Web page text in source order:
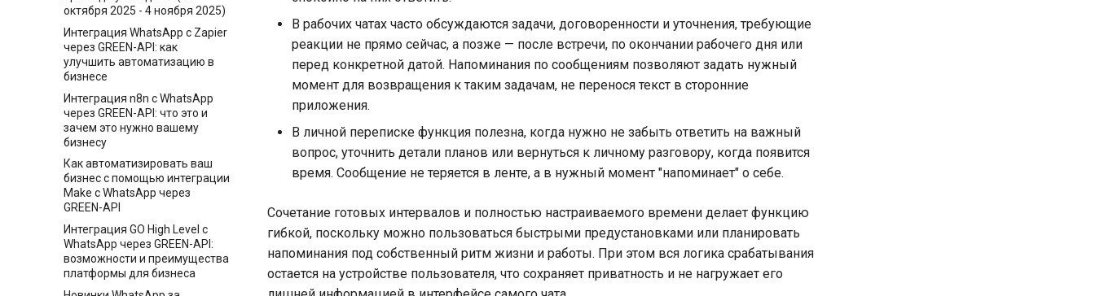
октября 2025 - 4 ноября 2025)
Интеграция WhatsApp с Zapier
через GREEN-API: как
улучшить автоматизацию в
бизнесе
Интеграция n8n с WhatsApp
через GREEN-API: что это и
зачем это нужно вашему
бизнесу
Как автоматизировать ваш
бизнес с помощью интеграции
Make c WhatsApp через
GREEN-API
Интеграция GO High Level с
WhatsApp через GREEN-API:
возможности и преимущества
платформы для бизнеса
В рабочих чатах часто обсуждаются задачи, договоренности и уточнения, требующие
реакции не прямо сейчас, а позже — после встречи, по окончании рабочего дня или
перед конкретной датой. Напоминания по сообщениям позволяют задать нужный
момент для возвращения к таким задачам, не перенося текст в сторонние
приложения.
В личной переписке функция полезна, когда нужно не забыть ответить на важный
вопрос, уточнить детали планов или вернуться к личному разговору, когда появится
время. Сообщение не теряется в ленте, а в нужный момент "напоминает" о себе.
Сочетание готовых интервалов и полностью настраиваемого времени делает функцию
гибкой, поскольку можно пользоваться быстрыми предустановками или планировать
напоминания под собственный ритм жизни и работы. При этом вся логика срабатывания
остается на устройстве пользователя, что сохраняет приватность и не нагружает его